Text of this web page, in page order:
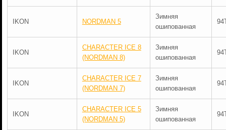
IKON NORDMAN 5
Зимняя
ошипованная
IKON
CHARACTER ICE 8
(NORDMAN 8)
Зимняя
ошипованная
IKON
CHARACTER ICE 7
(NORDMAN 7)
Зимняя
ошипованная
IKON
CHARACTER ICE 5
(NORDMAN 5)
Зимняя
ошипованная